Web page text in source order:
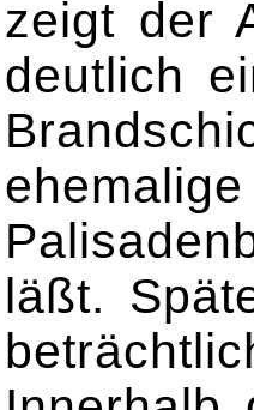
zeigt der
deutlich
läßt.